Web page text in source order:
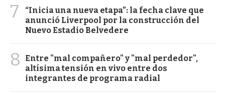
7
“Inicia una nueva etapa”: la fecha clave que
anunció Liverpool por la construcción del
Nuevo Estadio Belvedere
8
Entre "mal compañero" y "mal perdedor",
altísima tensión en vivo entre dos
integrantes de programa radial